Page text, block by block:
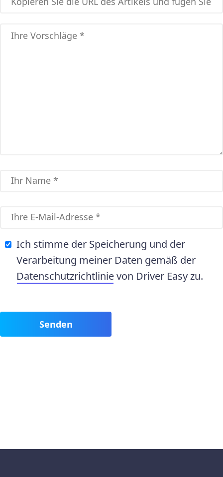
Ich stimme der Speicherung und der
Verarbeitung meiner Daten gemäß der
Datenschutzrichtlinievon Driver Easy zu.